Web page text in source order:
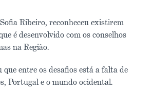
Ribeiro, reconheceu existirem
é desenvolvido com os conselhos
na Região.
entre os desafios está a falta de
Portugal e o mundo ocidental.